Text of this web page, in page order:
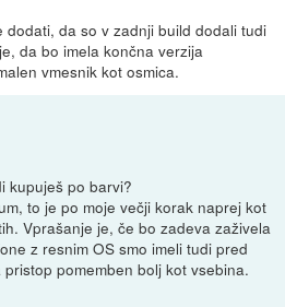
dodati, da so v zadnji build dodali tudi
da bo imela končna verzija
vmesnik kot osmica.
kupuješ po barvi?
to je po moje večji korak naprej kot
Vprašanje je, če bo zadeva zaživela
z resnim OS smo imeli tudi pred
pomemben bolj kot vsebina.